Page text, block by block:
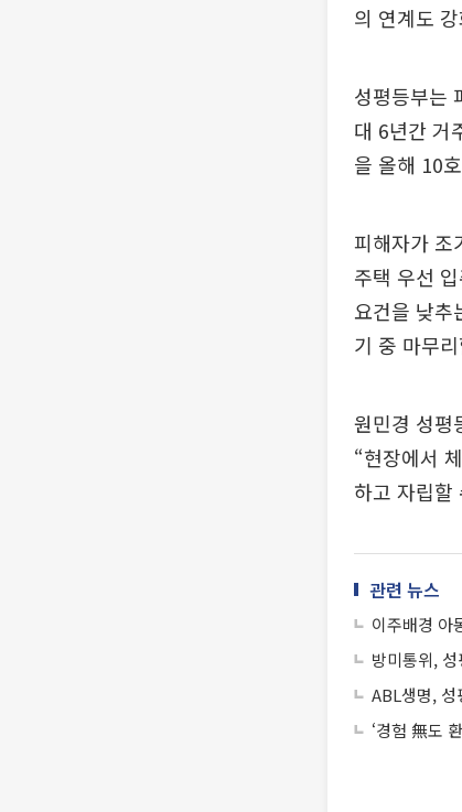
의 연계도
성평등부는
대 6년간 거
을 올해 10
피해자가 조
주택 우선
요건을 낮추
기 중 마무
원민경 성평
“현장에서
하고 자립할
관련 뉴스
이주배경 아
방미통위,
ABL생명, 성
‘경험 無도